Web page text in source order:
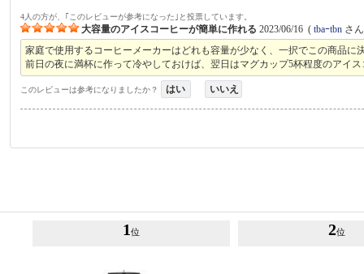
4人の方が、｢このレビューが参考になった｣と投票しています。
大容量のアイスコーヒーが簡単に作れる 2023/06/16 (tbaｰtbn さ
家庭で使用するコーヒーメーカーはどれも容量が少なく、一択でこの商品
前日の夜に満杯に作って冷やしておけば、翌日はマグカップ5杯程度のアイ
このレビューは参考になりましたか？ はい いいえ
1 位 2位